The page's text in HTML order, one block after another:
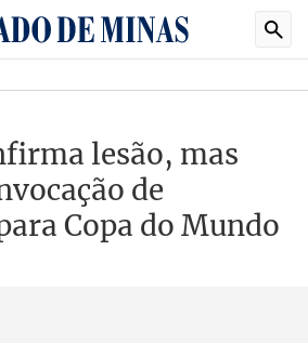
lesão, mas
de
Copa do Mundo